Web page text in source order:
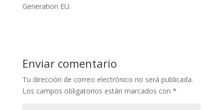
Generation EU.
Enviar comentario
Tu dirección de correo electrónico no será publicada.
Los campos obligatorios están marcados con *